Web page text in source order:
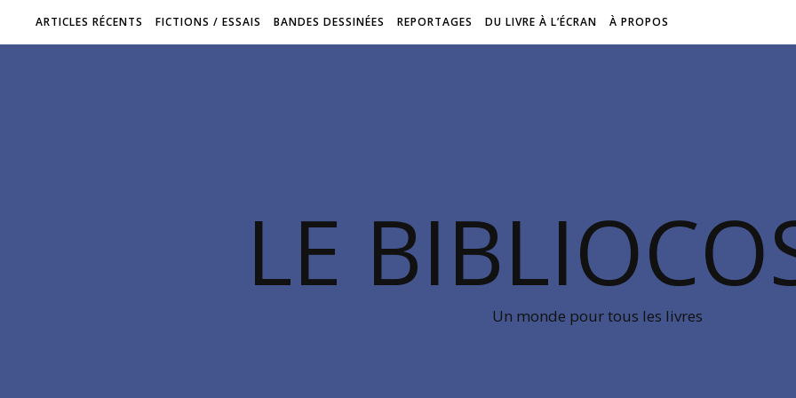
ARTICLES RÉCENTS FICTIONS / ESSAIS BANDES DESSINÉES REPORTAGES DU LIVRE À L’ÉCRAN À PROPOS
LE
Un monde pour tous les livres